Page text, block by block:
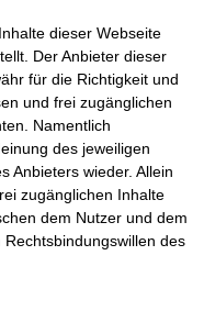
dieser Webseite
Der Anbieter dieser
für die Richtigkeit und
und frei zugänglichen
Namentlich
des jeweiligen
Anbieters wieder. Allein
zugänglichen Inhalte
dem Nutzer und dem
des